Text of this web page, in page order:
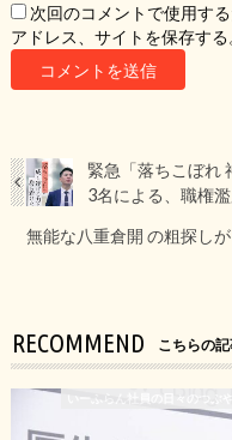
次回のコメントで使用す
アドレス、サイトを保存する
緊急「落ちこぼれ
3名による、職権
無能な八重倉開 の粗探し
RECOMMEND こちらの記
いーふらん社員の日々のつぶや